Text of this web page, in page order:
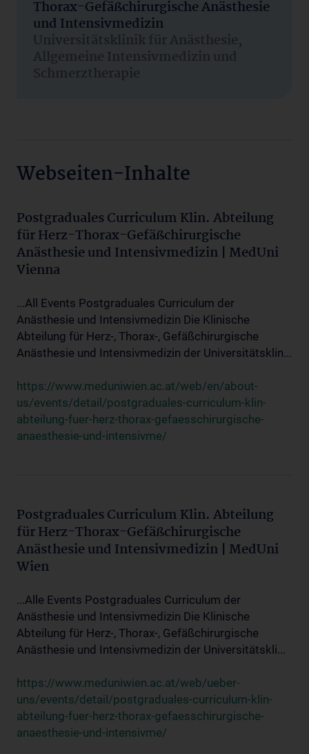
Thorax-Gefäßchirurgische Anästhesie
und Intensivmedizin
Universitätsklinik für Anästhesie,
Allgemeine Intensivmedizin und
Schmerztherapie
Webseiten-Inhalte
Postgraduales Curriculum Klin. Abteilung
für Herz-Thorax-Gefäßchirurgische
Anästhesie und Intensivmedizin | MedUni
Vienna
...All Events Postgraduales Curriculum der
Anästhesie und Intensivmedizin Die Klinische
Abteilung für Herz-, Thorax-, Gefäßchirurgische
Anästhesie und Intensivmedizin der Universitätsklin...
https://www.meduniwien.ac.at/web/en/about-
us/events/detail/postgraduales-curriculum-klin-
abteilung-fuer-herz-thorax-gefaesschirurgische-
anaesthesie-und-intensivme/
Postgraduales Curriculum Klin. Abteilung
für Herz-Thorax-Gefäßchirurgische
Anästhesie und Intensivmedizin | MedUni
Wien
...Alle Events Postgraduales Curriculum der
Anästhesie und Intensivmedizin Die Klinische
Abteilung für Herz-, Thorax-, Gefäßchirurgische
Anästhesie und Intensivmedizin der Universitätskli...
https://www.meduniwien.ac.at/web/ueber-
uns/events/detail/postgraduales-curriculum-klin-
abteilung-fuer-herz-thorax-gefaesschirurgische-
anaesthesie-und-intensivme/